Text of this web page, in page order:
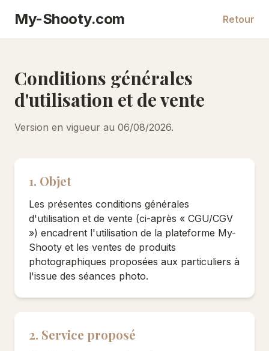
My-Shooty.com Retour
Conditions générales
d'utilisation et de vente
Version en vigueur au 06/08/2026.
1. Objet
Les présentes conditions générales
d'utilisation et de vente (ci-après « CGU/CGV
») encadrent l'utilisation de la plateforme My-
Shooty et les ventes de produits
photographiques proposées aux particuliers à
l'issue des séances photo.
2. Service proposé